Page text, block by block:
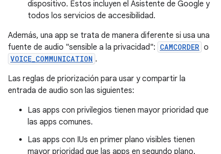
dispositivo. Estos incluyen el Asistente de Google y
todos los servicios de accesibilidad.
Además, una app se trata de manera diferente si usa una
fuente de audio "sensible a la privacidad": CAMCORDER o
VOICE_COMMUNICATION .
Las reglas de priorización para usar y compartir la
entrada de audio son las siguientes:
Las apps con privilegios tienen mayor prioridad que
las apps comunes.
Las apps con IUs en primer plano visibles tienen
mayor prioridad que las apps en segundo plano.